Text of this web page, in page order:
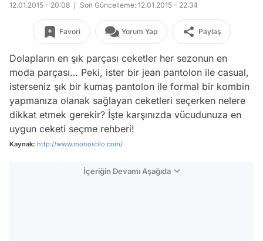
12.01.2015 - 20:08 Son Güncelleme: 12.01.2015 - 22:34
Favori Yorum Yap Paylaş
Dolapların en şık parçası ceketler her sezonun en
moda parçası… Peki, ister bir jean pantolon ile casual,
isterseniz şık bir kumaş pantolon ile formal bir kombin
yapmanıza olanak sağlayan ceketleri seçerken nelere
dikkat etmek gerekir? İşte karşınızda vücudunuza en
uygun ceketi seçme rehberi!
Kaynak: http://www.monostilo.com/
İçeriğin Devamı Aşağıda